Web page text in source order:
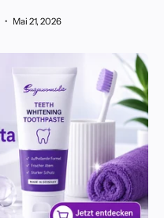
Mai 21, 2026